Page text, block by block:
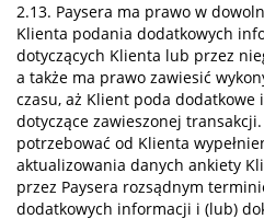
2.13. Paysera ma prawo w
Klienta podania dodatkowych
dotyczących Klienta lub przez
a także ma prawo zawiesić
czasu, aż Klient poda
dotyczące zawieszonej
potrzebować od Klienta
aktualizowania danych ankiety
przez Paysera rozsądnym
dodatkowych informacji i (lub)